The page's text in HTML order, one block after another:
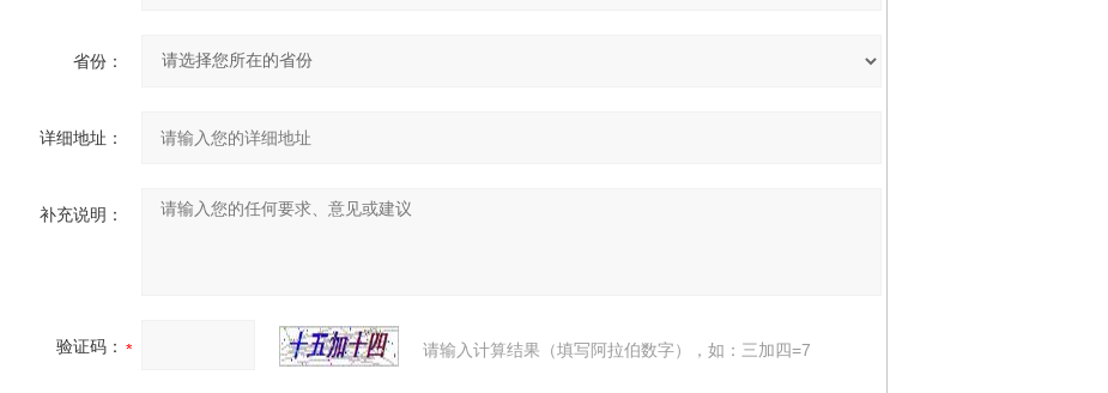
省份：
详细地址：
补充说明：
验证码： 请输入计算结果（填写阿拉伯数字），如：三加四=7